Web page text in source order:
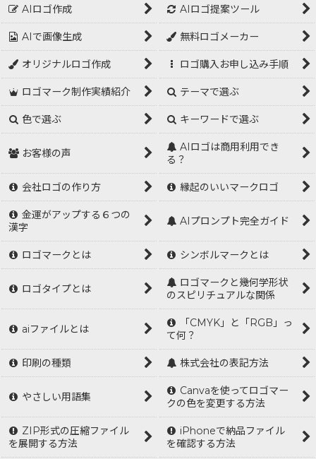
AIロゴ作成 AIロゴ提案ツール
AIで画像生成 無料ロゴメーカー
オリジナルロゴ作成 ロゴ購入お申し込み手順
ロゴマーク制作実績紹介 テーマで選ぶ
色で選ぶ キーワードで選ぶ
お客様の声
AIロゴは商用利用でき
る？
会社ロゴの作り方 縁起のいいマークロゴ
金運がアップする６つの
漢字
AIプロンプト完全ガイド
ロゴマークとは シンボルマークとは
ロゴタイプとは
ロゴマークと幾何学形状
のスピリチュアルな関係
aiファイルとは
「CMYK」と「RGB」っ
て何？
印刷の種類 株式会社の表記方法
やさしい用語集
Canvaを使ってロゴマー
クの色を変更する方法
ZIP形式の圧縮ファイル
を展開する方法
iPhoneで納品ファイル
を確認する方法